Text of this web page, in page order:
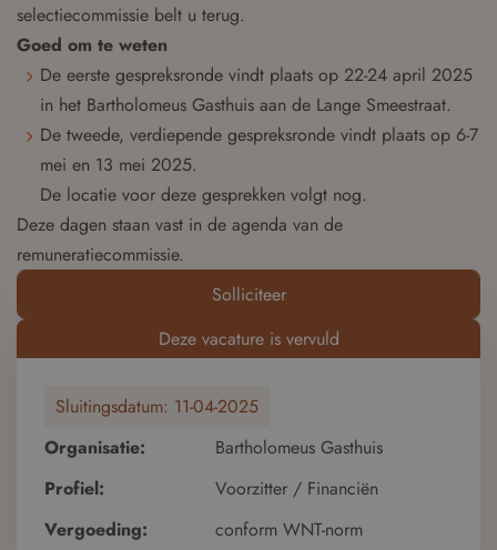
selectiecommissie belt u terug.
Goed om te weten
De eerste gespreksronde vindt plaats op 22-24 april 2025
in het Bartholomeus Gasthuis aan de Lange Smeestraat.
De tweede, verdiepende gespreksronde vindt plaats op 6-7
mei en 13 mei 2025.
De locatie voor deze gesprekken volgt nog.
Deze dagen staan vast in de agenda van de
remuneratiecommissie.
Solliciteer
Deze vacature is vervuld
Sluitingsdatum: 11-04-2025
Organisatie:
Bartholomeus Gasthuis
Profiel:
Voorzitter / Financiën
Vergoeding:
conform WNT-norm